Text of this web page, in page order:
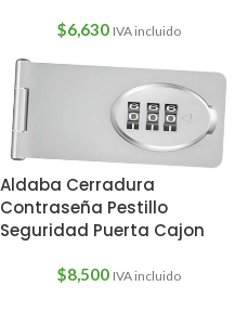
$6,630 IVA incluido
Aldaba Cerradura
Contraseña Pestillo
Seguridad Puerta Cajon
$8,500 IVA incluido